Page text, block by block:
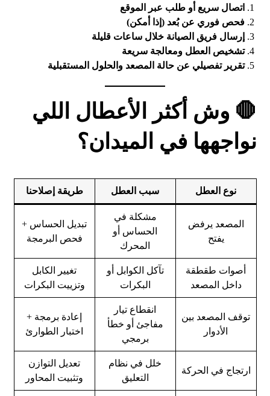
اتصال سريع أو طلب عبر الموقع
فحص فوري عن بُعد (إذا أمكن)
إرسال فريق الصيانة خلال ساعات قليلة
تشخيص العطل ومعالجة سريعة
تقرير تفصيلي عن حالة المصعد والحلول المستقبلية
🛑 وش أكثر الأعطال اللي
نواجهها في الميدان؟
نوع العطل سبب العطل طريقة إصلاحنا
المصعد يرفض
يفتح
مشكلة في
الحساس أو
المحرك
تبديل الحساس +
فحص البرمجة
أصوات طقطقة
داخل المصعد
تآكل الكوابل أو
البكرات
تغيير الكابل
وتزييت البكرات
توقف المصعد بين
الأدوار
انقطاع تيار
مفاجئ أو خطأ
برمجي
إعادة برمجة +
اختبار الطوارئ
ارتجاج في الحركة
خلل في نظام
التعليق
تعديل التوازن
وتثبيت المحاور